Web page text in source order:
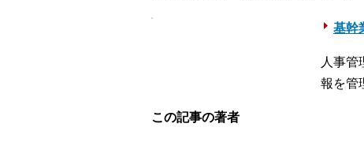
基幹
人事管
報を管
この記事の著者